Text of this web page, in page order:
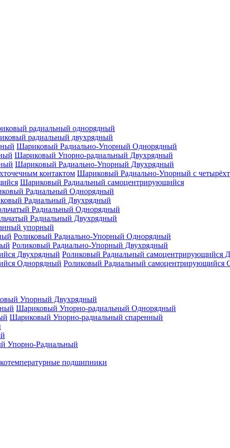
радиальный однорядный
радиальный двухрядный
Шариковый Радиально-Упорный Однорядный
Шариковый Упорно-радиальный Двухрядный
Шариковый Радиально-Упорный Двухрядный
Шариковый Радиально-Упорный с
Шариковый Радиальный самоцентрирующийся
Радиальный Однорядный
Радиальный Двухрядный
Радиальный Однорядный
Радиальный Двухрядный
упорный
Роликовый Радиально-Упорный Однорядный
Роликовый Радиально-Упорный Двухрядный
Роликовый Радиальный самоцентрирующийся
Роликовый Радиальный самоцентрирующийся
Упорный Двухрядный
Шариковый Упорно-радиальный Однорядный
Шариковый Упорно-радиальный спаренный
Упорно-Радиальный
подшипники